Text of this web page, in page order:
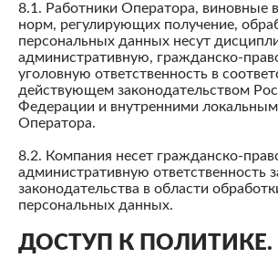
8.1. Работники Оператора, виновные
норм, регулирующих получение,
персональных данных несут
административную, гражданско-
уголовную ответственность в
действующем законодательством
Федерации и внутренними
Оператора.
8.2. Компания несет гражданско-
административную ответственность
законодательства в области
персональных данных.
ДОСТУП К ПОЛИТИКЕ.